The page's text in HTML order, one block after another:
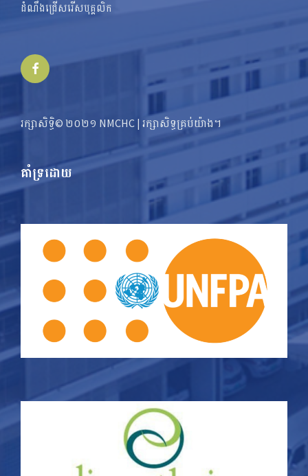
ដំណឹងជ្រើសរើសបុគ្គលិក
Facebook
រក្សាសិទ្ធិ© ២០២១ NMCHC | រក្សា​​សិទ្ធ​គ្រប់យ៉ាង។
គាំទ្រដោយ